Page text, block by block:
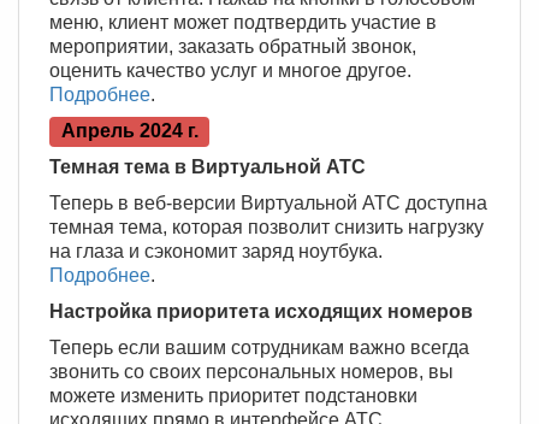
меню, клиент может подтвердить участие в
мероприятии, заказать обратный звонок,
оценить качество услуг и многое другое.
Подробнее.
Апрель 2024 г.
Темная тема в Виртуальной АТС
Теперь в веб-версии Виртуальной АТС доступна
темная тема, которая позволит снизить нагрузку
на глаза и сэкономит заряд ноутбука.
Подробнее.
Настройка приоритета исходящих номеров
Теперь если вашим сотрудникам важно всегда
звонить со своих персональных номеров, вы
можете изменить приоритет подстановки
исходящих прямо в интерфейсе АТС.